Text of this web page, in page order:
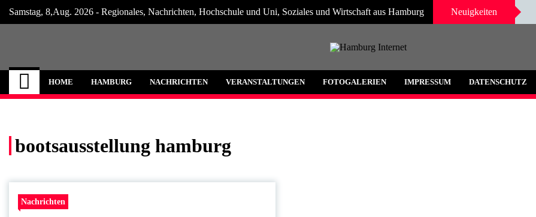
Skip
Samstag, 8,Aug. 2026 - Regionales, Nachrichten, Hochschule und Uni, Soziales und Wirtschaft aus Hamburg Neuigkeiten
Hamburg Internet
Neuigkeiten und Nachrichten aus Hamburg und Umgebung
HOME HAMBURG NACHRICHTEN VERANSTALTUNGEN FOTOGALERIEN IMPRESSUM DATENSCHUTZ
bootsausstellung hamburg
Nachrichten